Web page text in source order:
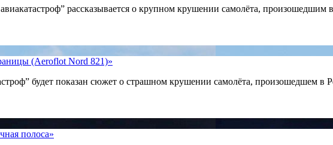
рассказывается о крупном крушении самолёта,
(Aeroflot Nord 821)»
будет показан сюжет о страшном крушении самолёта, произошедшем в
полоса»